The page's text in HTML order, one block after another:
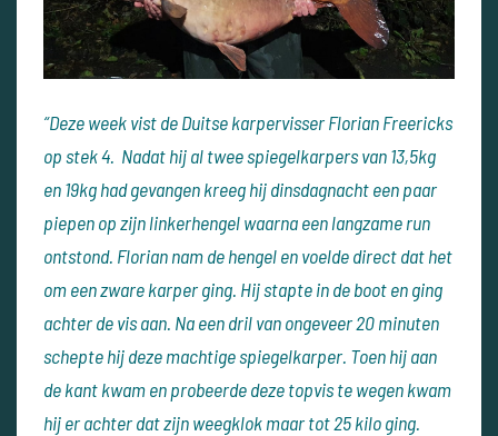
“Deze week vist de Duitse karpervisser Florian Freericks
op stek 4. Nadat hij al twee spiegelkarpers van 13,5kg
en 19kg had gevangen kreeg hij dinsdagnacht een paar
piepen op zijn linkerhengel waarna een langzame run
ontstond. Florian nam de hengel en voelde direct dat het
om een zware karper ging. Hij stapte in de boot en ging
achter de vis aan. Na een dril van ongeveer 20 minuten
schepte hij deze machtige spiegelkarper. Toen hij aan
de kant kwam en probeerde deze topvis te wegen kwam
hij er achter dat zijn weegklok maar tot 25 kilo ging.